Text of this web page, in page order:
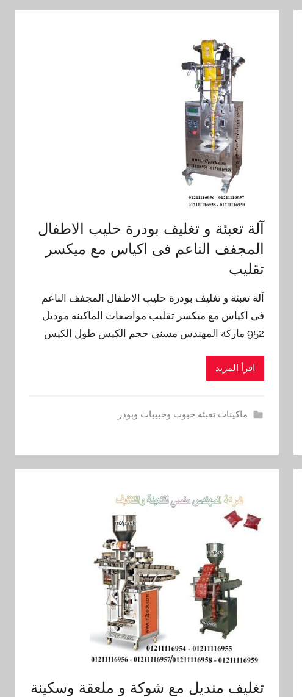
آلة تعبئة و تغليف بودرة حليب الاطفال
المجفف الناعم فى اكياس مع ميكسر
تقليب
آلة تعبئة و تغليف بودرة حليب الاطفال المجفف الناعم
فى اكياس مع ميكسر تقليب مواصفات الماكينه موديل
952 ماركة المهندس مسنى حجم الكيس طول الكيس
اقرأ المزيد
ماكينات تعبئة حبوب وحبيبات وبودر
تغليف منديل مع شوكة و ملعقة وسكينة